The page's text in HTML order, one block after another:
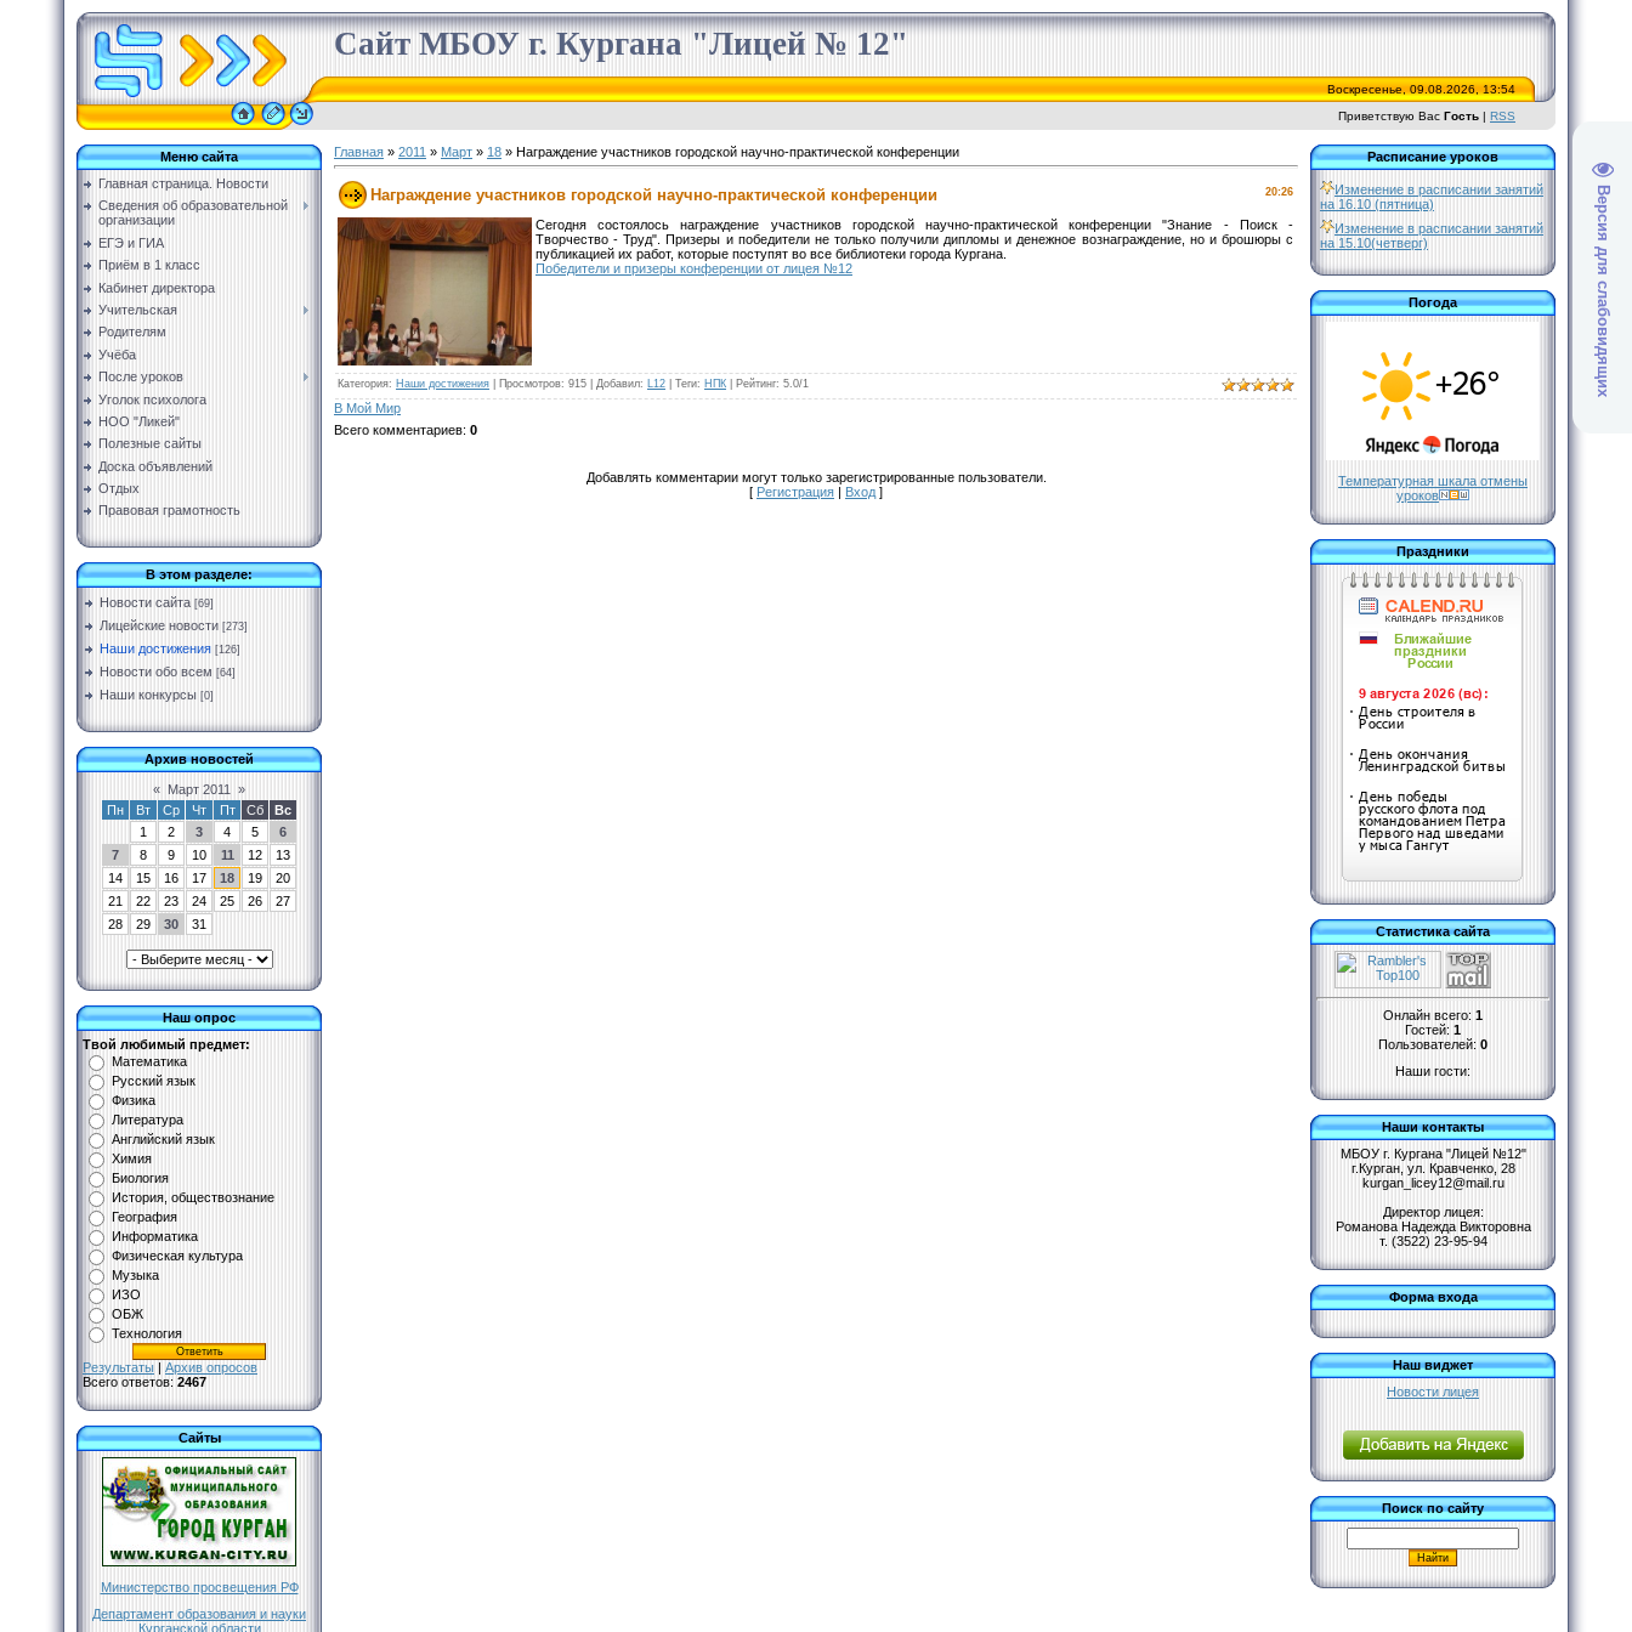
Версия для слабовидящих
Сайт МБОУ г. Кургана "Лицей № 12"
Воскресенье, 09.08.2026, 13:54
Приветствую Вас Гость | RSS
Меню сайта
Главная страница. Новости
Сведения об образовательной
организации
ЕГЭ и ГИА
Приём в 1 класс
Кабинет директора
Учительская
Родителям
Учёба
После уроков
Уголок психолога
НОО "Ликей"
Полезные сайты
Доска объявлений
Отдых
Правовая грамотность
В этом разделе:
Новости сайта [69]
Лицейские новости [273]
Наши достижения [126]
Новости обо всем [64]
Наши конкурсы [0]
Архив новостей
« Март 2011
»
Пн
Вт Ср Чт Пт Сб
Вс
1
2 3 4 5
6
7
8 9 10 11 12
13
14
15 16 17 18 19
20
21
22 23 24 25 26
27
28
29 30 31
Наш опрос
Твой любимый предмет:
Математика
Русский язык
Физика
Литература
Английский язык
Химия
Биология
История, обществознание
География
Информатика
Физическая культура
Музыка
ИЗО
ОБЖ
Технология
Результаты | Архив опросов
Всего ответов: 2467
Сайты
Министерство просвещения РФ
Департамент образования и науки
Курганской области
Главная » 2011 » Март » 18 » Награждение участников городской научно-практической конференции
20:26
Награждение участников городской научно-практической конференции
Сегодня состоялось награждение участников городской научно-практической конференции "Знание - Поиск -
Творчество - Труд". Призеры и победители не только получили дипломы и денежное вознаграждение, но и брошюры с
публикацией их работ, которые поступят во все библиотеки города Кургана.
Победители и призеры конференции от лицея №12
Категория: Наши достижения Просмотров: 915 | Добавил: L12 Теги: НПК Рейтинг: 5.0/1
В Мой Мир
Всего комментариев: 0
Добавлять комментарии могут только зарегистрированные пользователи.
[ Регистрация | Вход ]
Расписание уроков
Изменение в расписании занятий
на 16.10 (пятница)
Изменение в расписании занятий
на 15.10(четверг)
Погода
Температурная шкала отмены
уроков
Праздники
Статистика сайта
Онлайн всего: 1
Гостей: 1
Пользователей: 0
Наши гости:
Наши контакты
МБОУ г. Кургана "Лицей №12"
г.Курган, ул. Кравченко, 28
kurgan_licey12@mail.ru
Директор лицея:
Романова Надежда Викторовна
т. (3522) 23-95-94
Форма входа
Наш виджет
Новости лицея
Поиск по сайту